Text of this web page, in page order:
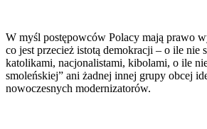
W myśl postępowców Polacy mają prawo
co jest przecież istotą demokracji – o ile nie
katolikami, nacjonalistami, kibolami, o ile
smoleńskiej” ani żadnej innej grupy obcej
nowoczesnych modernizatorów.